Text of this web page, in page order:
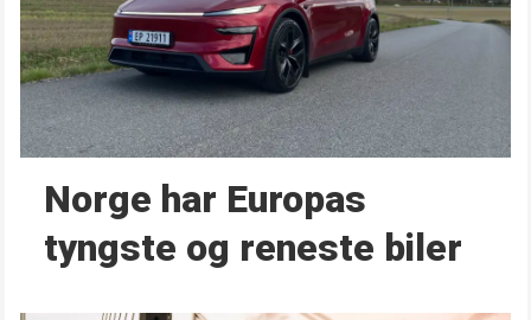
Norge har Europas
tyngste og reneste biler